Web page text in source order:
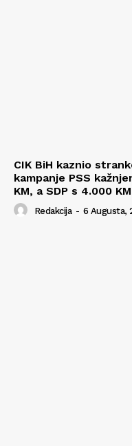
CIK BiH kaznio
kampanje PSS
KM, a SDP s 4.000 KM
Redakcija - 6 Augusta,